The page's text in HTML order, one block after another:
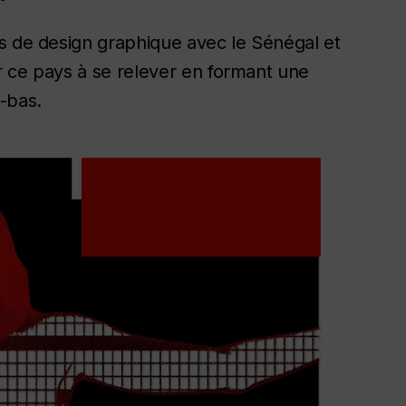
design graphique avec le Sénégal et
pays à se relever en formant une
bas.